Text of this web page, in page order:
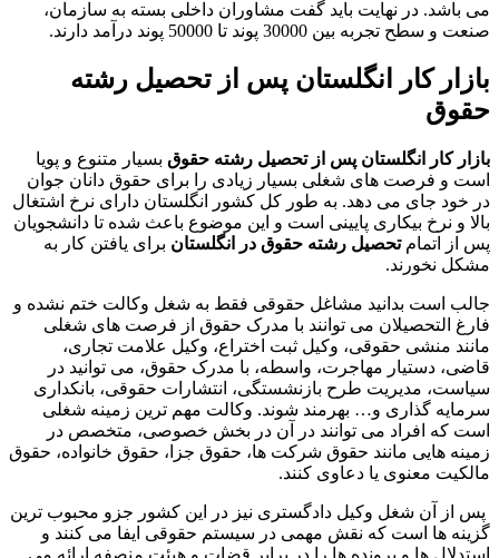
می باشد. در نهایت باید گفت مشاوران داخلی بسته به سازمان،
صنعت و سطح تجربه بین 30000 پوند تا 50000 پوند درآمد دارند.
بازار کار انگلستان پس از تحصیل رشته
حقوق
بازار کار انگلستان پس از تحصیل رشته حقوق بسیار متنوع و پویا
است و فرصت های شغلی بسیار زیادی را برای حقوق دانان جوان
در خود جای می دهد. به طور کل کشور انگلستان دارای نرخ اشتغال
بالا و نرخ بیکاری پایینی است و این موضوع باعث شده تا دانشجویان
پس از اتمامتحصیل رشته حقوق در انگلستان برای یافتن کار به
مشکل نخورند.
جالب است بدانید مشاغل حقوقی فقط به شغل وکالت ختم نشده و
فارغ التحصیلان می توانند با مدرک حقوق از فرصت های شغلی
مانند منشی حقوقی، وکیل ثبت اختراع، وکیل علامت تجاری،
قاضی، دستیار مهاجرت، واسطه، با مدرک حقوق، می توانید در
سیاست، مدیریت طرح بازنشستگی، انتشارات حقوقی، بانکداری
سرمایه گذاری و… بهرمند شوند. وکالت مهم ترین زمینه شغلی
است که افراد می توانند در آن در بخش خصوصی، متخصص در
زمینه‌ هایی مانند حقوق شرکت ‌ها، حقوق جزا، حقوق خانواده، حقوق
مالکیت معنوی یا دعاوی کنند.
پس از آن شغل وکیل دادگستری نیز در این کشور جزو محبوب ترین
گزینه ها است که نقش مهمی در سیستم حقوقی ایفا می کنند و